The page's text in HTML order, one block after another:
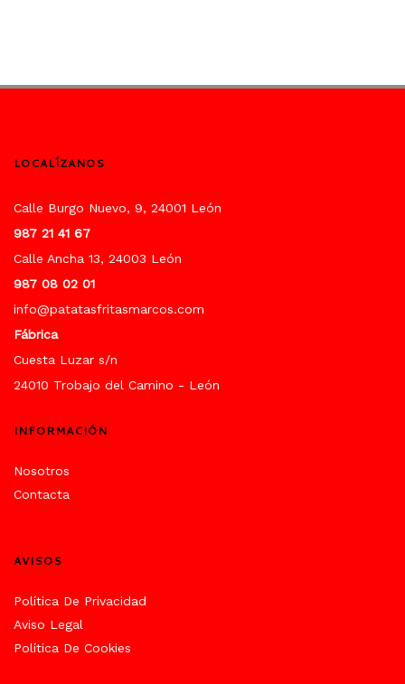
LOCALÍZANOS
Calle Burgo Nuevo, 9, 24001 León
987 21 41 67
Calle Ancha 13, 24003 León
987 08 02 01
info@patatasfritasmarcos.com
Fábrica
Cuesta Luzar s/n
24010 Trobajo del Camino - León
INFORMACIÓN
Nosotros
Contacta
AVISOS
Política De Privacidad
Aviso Legal
Política De Cookies